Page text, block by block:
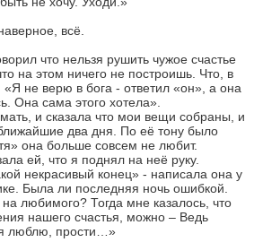
всё.
что нельзя рушить чужое счастье
на этом ничего не построишь. Что, в
«Я не верю в бога - ответил «он», а она
Она сама этого хотела».
и сказала что мои вещи собраны, и
два дня. По её тону было
она больше совсем не любит.
ей, что я поднял на неё руку.
некрасивый конец» - написала она у
Была ли последняя ночь ошибкой.
любимого? Тогда мне казалось, что
нашего счастья, можно – Ведь
люблю, прости…»